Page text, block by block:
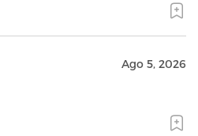
Ago 5, 2026